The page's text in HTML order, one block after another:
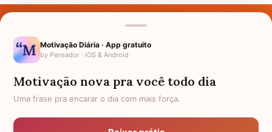
Nomes pelo Mundo
Política de Privacidade
Motivação Diária · App gratuito
by Pensador · iOS & Android
Motivação nova pra você todo dia
Uma frase pra encarar o dia com mais força.